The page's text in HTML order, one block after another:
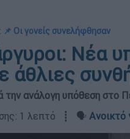
📌 Οι γονείς συνελήφθησαν
Νέα
άθλιες
την ανάλογη υπόθεση στο
1 λεπτό ┋ 🗣️ Ανοικτό